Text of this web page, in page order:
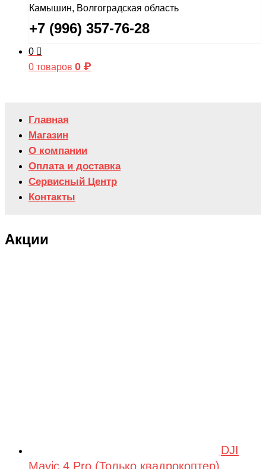
Камышин, Волгоградская область
+7 (996) 357-76-28
0
0 товаров 0 ₽
Главная
Магазин
О компании
Оплата и доставка
Сервисный Центр
Контакты
Акции
DJI
Mavic 4 Pro (Только квадрокоптер)